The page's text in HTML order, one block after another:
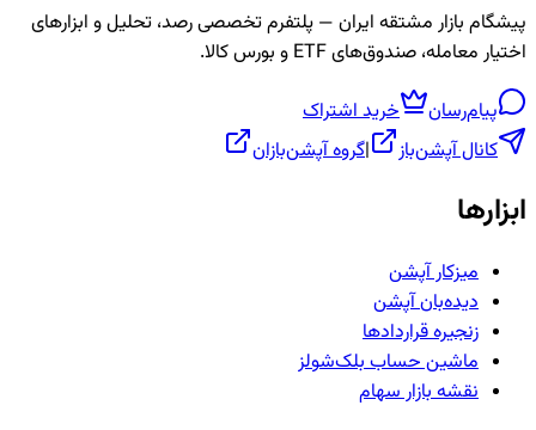
پیشگام بازار مشتقه ایران — پلتفرم تخصصی رصد، تحلیل و ابزارهای
اختیار معامله، صندوق‌های ETF و بورس کالا.
پیام‌رسان
خرید اشتراک
کانال آپشن‌باز
|گروه آپشن‌بازان
ابزارها
میزکار آپشن
دیده‌بان آپشن
زنجیره قراردادها
ماشین حساب بلک‌شولز
نقشه بازار سهام